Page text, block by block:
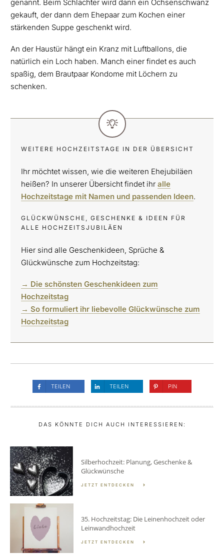
genannt. Beim Schlachter wird dann ein Ochsenschwanz
gekauft, der dann dem Ehepaar zum Kochen einer
stärkenden Suppe geschenkt wird.
An der Haustür hängt ein Kranz mit Luftballons, die
natürlich ein Loch haben. Manch einer findet es auch
spaßig, dem Brautpaar Kondome mit Löchern zu
schenken.
WEITERE HOCHZEITSTAGE IN DER ÜBERSICHT
Ihr möchtet wissen, wie die weiteren Ehejubiläen
heißen? In unserer Übersicht findet ihr alle
Hochzeitstage mit Namen und passenden Ideen.
GLÜCKWÜNSCHE, GESCHENKE & IDEEN FÜR
ALLE HOCHZEITSJUBILÄEN
Hier sind alle Geschenkideen, Sprüche &
Glückwünsche zum Hochzeitstag:
→ Die schönsten Geschenkideen zum
Hochzeitstag
→ So formuliert ihr liebevolle Glückwünsche zum
Hochzeitstag
TEILEN TEILEN PIN
DAS KÖNNTE DICH AUCH INTERESSIEREN:
Silberhochzeit: Planung, Geschenke &
Glückwünsche
JETZT ENTDECKEN
35. Hochzeitstag: Die Leinenhochzeit oder
Leinwandhochzeit
JETZT ENTDECKEN